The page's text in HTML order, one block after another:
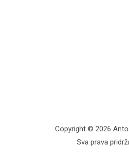
Copyright © 2026
Sva prava